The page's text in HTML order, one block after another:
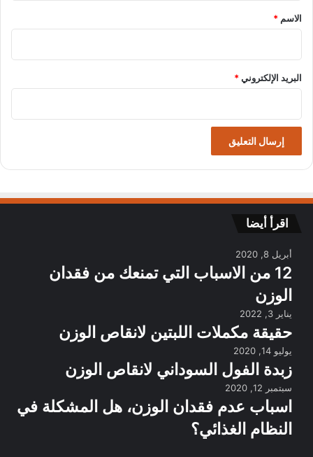
*
الاسم *
البريد الإلكتروني*
اقرأ أيضا
أبريل 8, 2020
12 من الاسباب التي تمنعك من فقدان
الوزن
يناير 3, 2022
حقيقة مكملات اللبتين لانقاص الوزن
يوليو 14, 2020
زبدة الفول السوداني لانقاص الوزن
سبتمبر 12, 2020
اسباب عدم فقدان الوزن، هل المشكلة في
النظام الغذائي؟